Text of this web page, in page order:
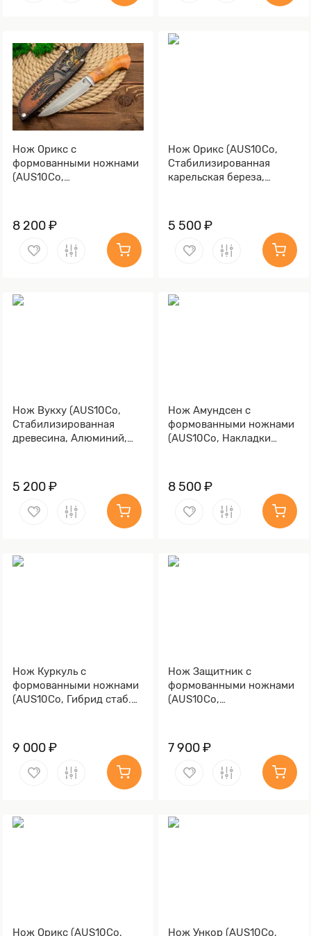
Нож Орикс с
формованными ножнами
(AUS10Co,
Обработка клинка
Stonewash)
8 200 ₽
Нож Орикс (AUS10Co,
Стабилизированная
карельская береза,
5 500 ₽
Нож Вукху (AUS10Co,
Стабилизированная
древесина, Алюминий,
5 200 ₽
Нож Амундсен с
формованными ножнами
(AUS10Co, Накладки
Stonewash)
8 500 ₽
Нож Куркуль с
формованными ножнами
(AUS10Co, Гибрид стаб.
9 000 ₽
Нож Защитник с
формованными ножнами
(AUS10Co,
7 900 ₽
Нож Орикс (AUS10Co, Нож Ункор (AUS10Co,